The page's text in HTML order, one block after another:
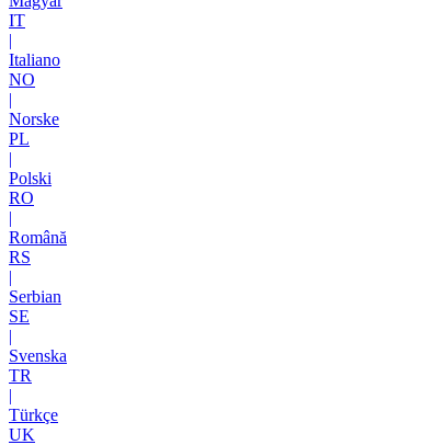
IT
|
Italiano
NO
|
Norske
PL
|
Polski
RO
|
Română
RS
|
Serbian
SE
|
Svenska
TR
|
Türkçe
UK